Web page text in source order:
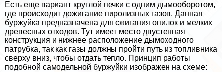
Есть еще вариант круглой печки с одним дымооборотом,
где происходит дожигание пиролизных газов. Данная
буржуйка предназначена для сжигания опилок и мелких
древесных отходов. Тут имеет место двустенная
конструкция и нижнее расположение дымоходного
патрубка, так как газы должны пройти путь из топливника
сверху вниз, чтобы отдать тепло. Принцип работы
подобной самодельной буржуйки изображен на схеме: